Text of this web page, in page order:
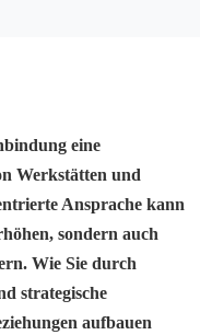
eine
Werkstätten und
Ansprache kann
sondern auch
Wie Sie durch
strategische
aufbauen